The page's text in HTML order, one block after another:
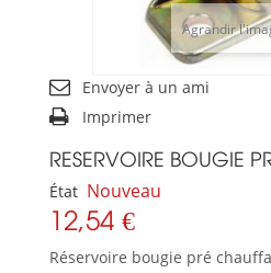
Agrandir
Envoyer à un ami
Imprimer
RESERVOIRE BOUGIE
État Nouveau
12,54 €
Réservoire bougie pré